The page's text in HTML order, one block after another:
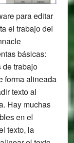
para editar
el trabajo del
básicas:
de trabajo
forma alineada
texto al
Hay muchas
en el
texto, la